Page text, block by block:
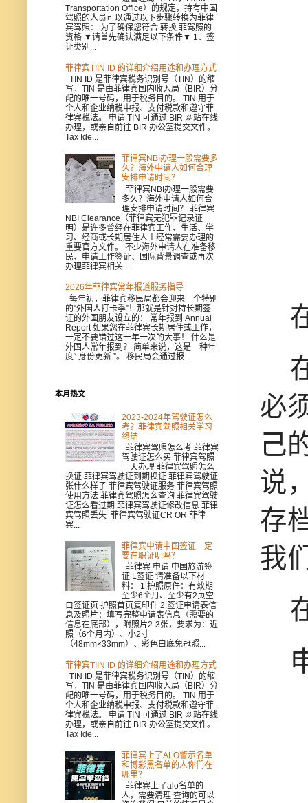
必
己
说
存
我
Transportation Office）的规定，持有中国
驾照的人员可以通过以下步骤转换为菲律
宾驾照： 为了确保您符合 转换 菲驾照的
资格 ▼请首先确认满足以下条件▼ 1、签
证类别...
菲律宾TIIN ID 的详细介绍用途和办理方式
TIN ID 是菲律宾税务识别号（TIN）的缩
写，TIN 是由菲律宾国内收入局（BIR）分
配的唯一号码，用于税务目的。 TIN 用于
个人和企业纳税申报、支付税款和遵守菲
律宾税法。 申请 TIN 可通过 BIR 网站在线
办理，或亲自前往 BIR 办公室提交文件。
Tax Ide...
菲律宾NBI办理一般需要多
久？海外申请人如何合理
安排申请时间？
菲律宾NBI办理一般需要
多久？海外申请人如何合
理安排申请时间？ 菲律宾
NBI Clearance（菲律宾无犯罪记录证
明）是许多曾经在菲律宾工作、生活、学
习、经商或长期居住人士经常需要办理的
重要官方文件。 不少海外申请人在准备移
民、申请工作签证、国际背景调查或再次
办理菲律宾相关...
2026年菲律宾常年报道服务指导
每年初，菲律宾移民局都会迎来一个特别
的“外国人打卡季”！那就是针对持长期签
证的外国朋友设立的： 常年报到 Annual
Report 如果您在菲律宾长期居住或工作，
一定不要错过这一年一次的大事！ 什么是
外国人常年报到？ 简单来说，这是一种年
度“ 身份更新 ”。 移民局会通过报...
本月热文
2023-2024年驾驶证怎么
考？菲律宾驾照相关学习
终结
菲律宾驾照怎么考 菲律宾
驾驶证怎么买 菲律宾驾照
一天办理 菲律宾驾照怎么
换证 菲律宾驾驶证到期换证 菲律宾驾驶证
张什么样子 菲律宾驾驶证服务 菲律宾驾照
使用方法 菲律宾驾照怎么查询 菲律宾驾驶
证怎么看过期 菲律宾驾驶证修改信息 菲律
宾驾照丢失 菲律宾驾驶证CR OR 菲律
宾...
菲律宾申请中国签证一定
要在职证明吗？
菲律宾 申请 中国旅游签
证 L签证 请准备以下材
料： 1.护照原件：有效期
至少6个月、至少有2页空
白签证页 护照首页复印件 2.签证申请表信
息及照片：填写完整申请表信息（需要的
信息在底部），附照片2-3张，要求为：近
照（6个月内）、小2寸
（48mm×33mm）、彩色白底免冠照...
菲律宾TIIN ID 的详细介绍用途和办理方式
TIN ID 是菲律宾税务识别号（TIN）的缩
写，TIN 是由菲律宾国内收入局（BIR）分
配的唯一号码，用于税务目的。 TIN 用于
个人和企业纳税申报、支付税款和遵守菲
律宾税法。 申请 TIN 可通过 BIR 网站在线
办理，或亲自前往 BIR 办公室提交文件。
Tax Ide...
菲律宾上了ALO警示名单
和博彩黑名单的人你们在
哪里？
菲律宾上了alo名单的
人，需要清理 查询的可以